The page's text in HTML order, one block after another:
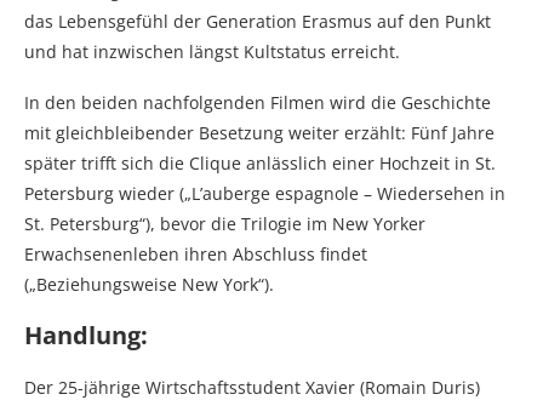
das Lebensgefühl der Generation Erasmus auf den Punkt
und hat inzwischen längst Kultstatus erreicht.
In den beiden nachfolgenden Filmen wird die Geschichte
mit gleichbleibender Besetzung weiter erzählt: Fünf Jahre
später trifft sich die Clique anlässlich einer Hochzeit in St.
Petersburg wieder („L’auberge espagnole – Wiedersehen in
St. Petersburg“), bevor die Trilogie im New Yorker
Erwachsenenleben ihren Abschluss findet
(„Beziehungsweise New York“).
Handlung:
Der 25-jährige Wirtschaftsstudent Xavier (Romain Duris)